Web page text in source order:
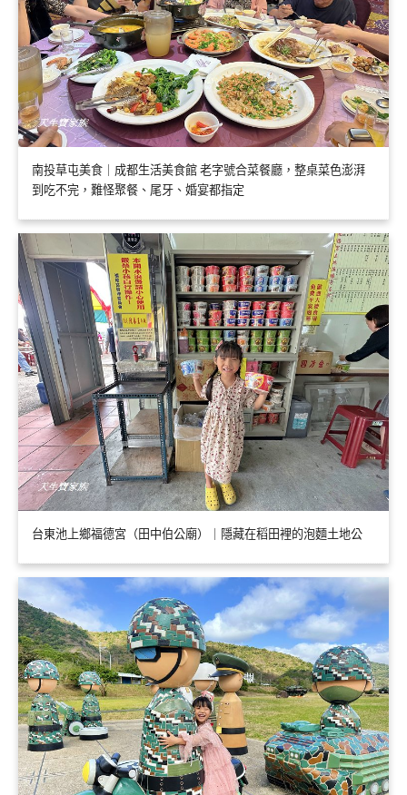
南投草屯美食｜成都生活美食館 老字號合菜餐廳，整桌菜色澎湃
到吃不完，難怪聚餐、尾牙、婚宴都指定
台東池上鄉福德宮（田中伯公廟）｜隱藏在稻田裡的泡麵土地公